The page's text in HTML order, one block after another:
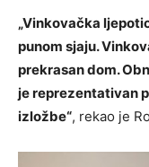
„Vinkovačka
punom sjaju.
prekrasan dom.
je reprezentativan
izložbe“, rekao je